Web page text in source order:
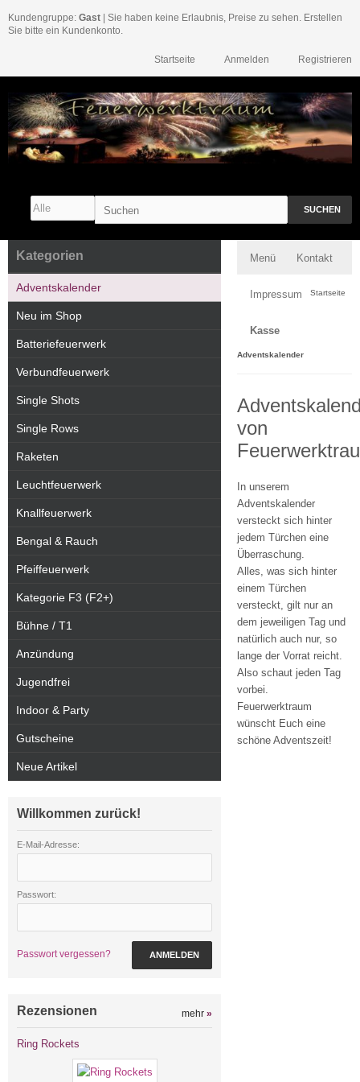
Kundengruppe: Gast | Sie haben keine Erlaubnis, Preise zu sehen. Erstellen
Sie bitte ein Kundenkonto.
Registrieren
Anmelden
Startseite
SUCHEN
Menü Kontakt
Impressum
Kasse
Startseite
Adventskalender
von
In unserem
Adventskalender
versteckt sich hinter
jedem Türchen eine
Überraschung.
Alles, was sich hinter
einem Türchen
versteckt, gilt nur an
dem jeweiligen Tag und
natürlich auch nur, so
lange der Vorrat reicht.
Also schaut jeden Tag
vorbei.
Feuerwerktraum
wünscht Euch eine
schöne Adventszeit!
Kategorien
Adventskalender
Neu im Shop
Batteriefeuerwerk
Verbundfeuerwerk
Single Shots
Single Rows
Raketen
Leuchtfeuerwerk
Knallfeuerwerk
Bengal & Rauch
Pfeiffeuerwerk
Kategorie F3 (F2+)
Bühne / T1
Anzündung
Jugendfrei
Indoor & Party
Gutscheine
Neue Artikel
Willkommen zurück!
E-Mail-Adresse:
Passwort:
Passwort vergessen? ANMELDEN
Rezensionen mehr »
Ring Rockets